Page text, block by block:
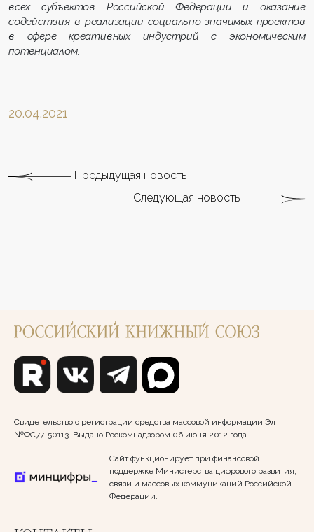
всех субъектов Российской Федерации и оказание
содействия в реализации социально-значимых проектов
в сфере креативных индустрий с экономическим
потенциалом.
20.04.2021
Предыдущая новость
Следующая новость
Свидетельство о регистрации средства массовой информации Эл
№ФС77-50113. Выдано Роскомнадзором 06 июня 2012 года.
Сайт функционирует при финансовой
поддержке Министерства цифрового развития,
связи и массовых коммуникаций Российской
Федерации.